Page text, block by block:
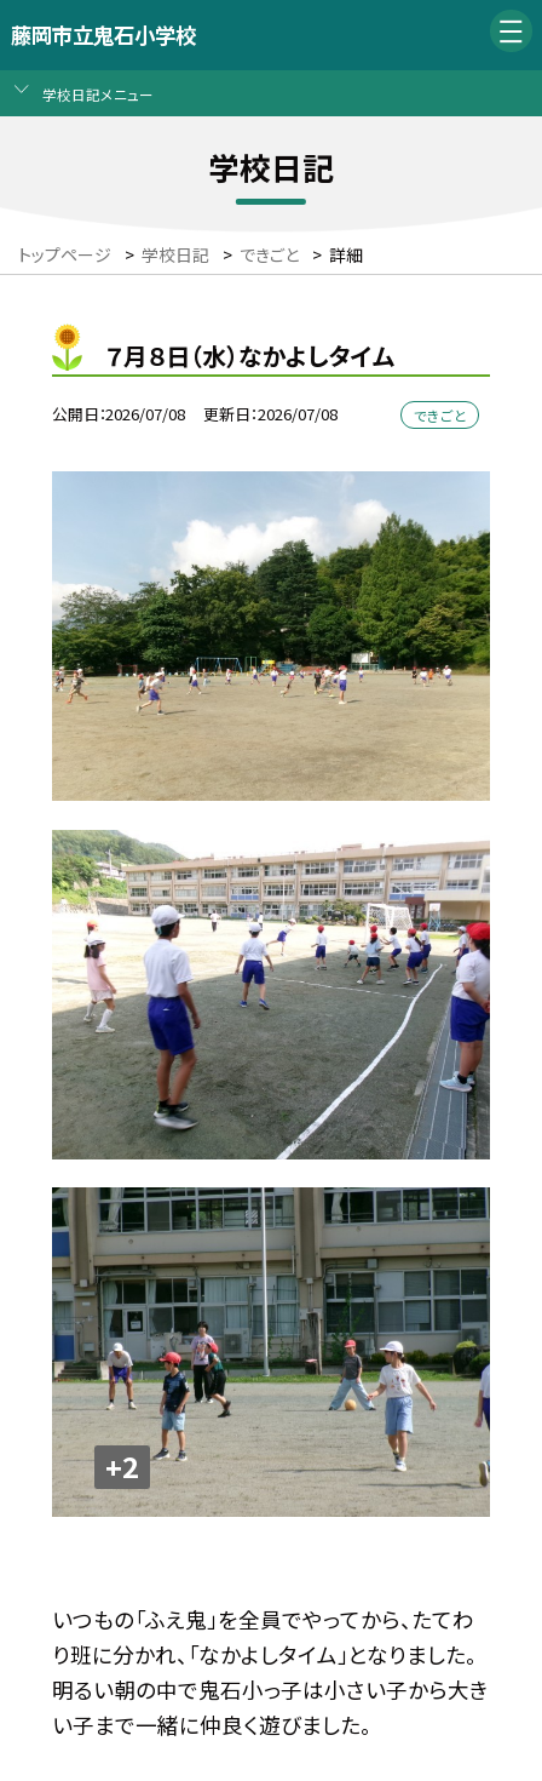
藤岡市立鬼石小学校
学校日記メニュー
学校日記
トップページ > 学校日記 > できごと > 詳細
７月８日（水）なかよしタイム
公開日 2026/07/08 更新日 2026/07/08 できごと
+2
いつもの「ふえ鬼」を全員でやってから、たてわ
り班に分かれ、「なかよしタイム」となりました。
明るい朝の中で鬼石小っ子は小さい子から大き
い子まで一緒に仲良く遊びました。